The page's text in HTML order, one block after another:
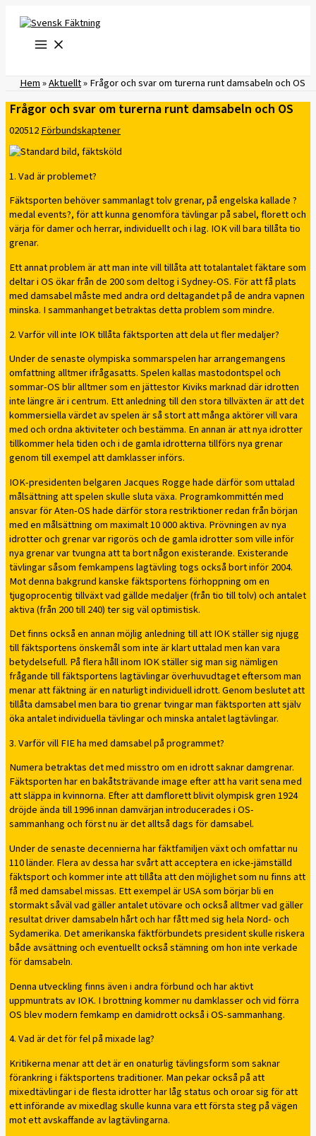
innehåll
Hem»Aktuellt»Frågor och svar om turerna runt damsabeln och OS
Frågor och svar om turerna runt damsabeln och OS
020512Förbundskaptener
1. Vad är problemet?
Fäktsporten behöver sammanlagt tolv grenar, på engelska kallade ?
medal events?, för att kunna genomföra tävlingar på sabel, florett och
värja för damer och herrar, individuellt och i lag. IOK vill bara tillåta tio
grenar.
Ett annat problem är att man inte vill tillåta att totalantalet fäktare som
deltar i OS ökar från de 200 som deltog i Sydney-OS. För att få plats
med damsabel måste med andra ord deltagandet på de andra vapnen
minska. I sammanhanget betraktas detta problem som mindre.
2. Varför vill inte IOK tillåta fäktsporten att dela ut fler medaljer?
Under de senaste olympiska sommarspelen har arrangemangens
omfattning alltmer ifrågasatts. Spelen kallas mastodontspel och
sommar-OS blir alltmer som en jättestor Kiviks marknad där idrotten
inte längre är i centrum. Ett anledning till den stora tillväxten är att det
kommersiella värdet av spelen är så stort att många aktörer vill vara
med och ordna aktiviteter och bestämma. En annan är att nya idrotter
tillkommer hela tiden och i de gamla idrotterna tillförs nya grenar
genom till exempel att damklasser införs.
IOK-presidenten belgaren Jacques Rogge hade därför som uttalad
målsättning att spelen skulle sluta växa. Programkommittén med
ansvar för Aten-OS hade därför stora restriktioner redan från början
med en målsättning om maximalt 10 000 aktiva. Prövningen av nya
idrotter och grenar var rigorös och de gamla idrotter som ville inför
nya grenar var tvungna att ta bort någon existerande. Existerande
tävlingar såsom femkampens lagtävling togs också bort inför 2004.
Mot denna bakgrund kanske fäktsportens förhoppning om en
tjugoprocentig tillväxt vad gällde medaljer (från tio till tolv) och antalet
aktiva (från 200 till 240) ter sig väl optimistisk.
Det finns också en annan möjlig anledning till att IOK ställer sig njugg
till fäktsportens önskemål som inte är klart uttalad men kan vara
betydelsefull. På flera håll inom IOK ställer sig man sig nämligen
frågande till fäktsportens lagtävlingar överhuvudtaget eftersom man
menar att fäktning är en naturligt individuell idrott. Genom beslutet att
tillåta damsabel men bara tio grenar tvingar man fäktsporten att själv
öka antalet individuella tävlingar och minska antalet lagtävlingar.
3. Varför vill FIE ha med damsabel på programmet?
Numera betraktas det med misstro om en idrott saknar damgrenar.
Fäktsporten har en bakåtsträvande image efter att ha varit sena med
att släppa in kvinnorna. Efter att damflorett blivit olympisk gren 1924
dröjde ända till 1996 innan damvärjan introducerades i OS-
sammanhang och först nu är det alltså dags för damsabel.
Under de senaste decennierna har fäktfamiljen växt och omfattar nu
110 länder. Flera av dessa har svårt att acceptera en icke-jämställd
fäktsport och kommer inte att tillåta att den möjlighet som nu finns att
få med damsabel missas. Ett exempel är USA som börjar bli en
stormakt såväl vad gäller antalet utövare och också alltmer vad gäller
resultat driver damsabeln hårt och har fått med sig hela Nord- och
Sydamerika. Det amerikanska fäktförbundets president skulle riskera
både avsättning och eventuellt också stämning om hon inte verkade
för damsabeln.
Denna utveckling finns även i andra förbund och har aktivt
uppmuntrats av IOK. I brottning kommer nu damklasser och vid förra
OS blev modern femkamp en damidrott också i OS-sammanhang.
4. Vad är det för fel på mixade lag?
Kritikerna menar att det är en onaturlig tävlingsform som saknar
förankring i fäktsportens traditioner. Man pekar också på att
mixedtävlingar i de flesta idrotter har låg status och oroar sig för att
ett införande av mixedlag skulle kunna vara ett första steg på vägen
mot ett avskaffande av lagtävlingarna.